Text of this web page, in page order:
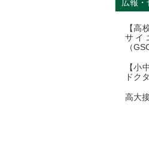
広報・
【高
サイ
（
【小
ドク
高大